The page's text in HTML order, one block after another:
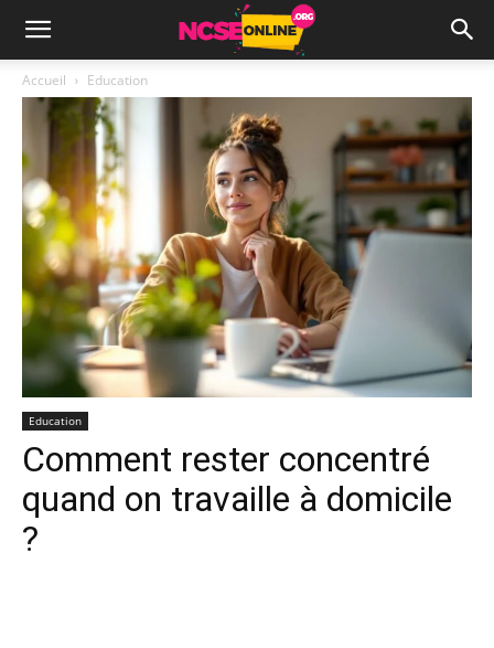
Accueil Education
Education
Comment rester concentré
quand on travaille à domicile
?